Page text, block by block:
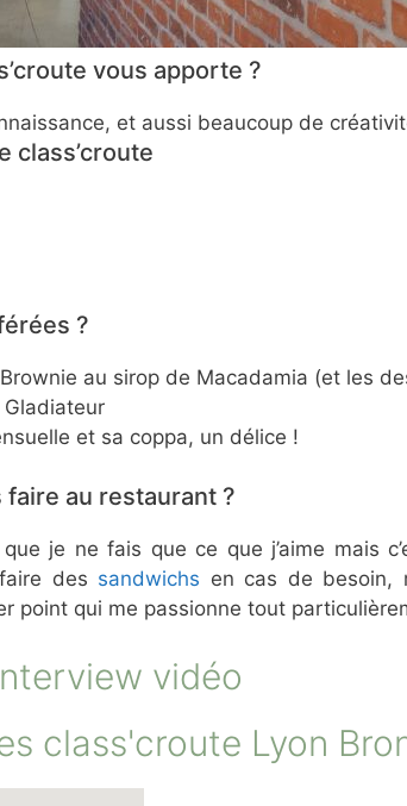
vous apporte ?
et aussi beaucoup de
class’croute
?
au sirop de Macadamia (et les
et sa coppa, un délice !
au restaurant ?
que je ne fais que ce que j’aime mais
des sandwichs en cas de besoin,
point qui me passionne tout
vidéo
class'croute Lyon